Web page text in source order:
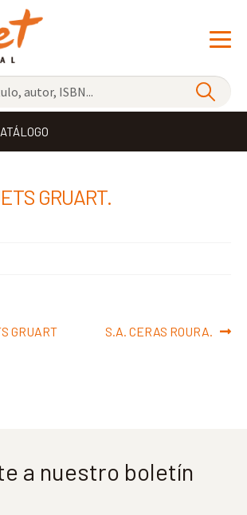
GRUART.
GRUART Siguiente:
S.A. CERAS ROURA.
a nuestro boletín